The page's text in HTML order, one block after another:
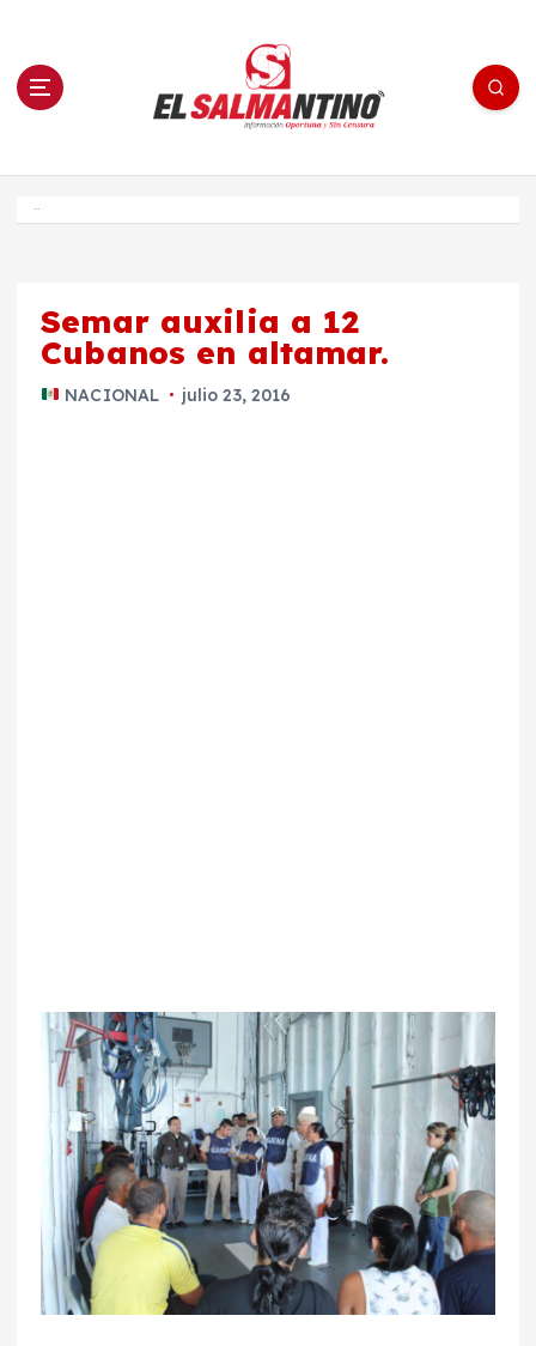
n El Salmantino - medios/noticias/editorial
Semar auxilia a 12
Cubanos en altamar.
NACIONAL julio 23, 2016